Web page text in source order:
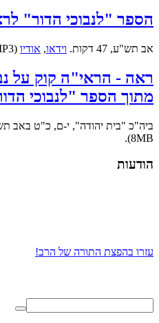
הספר "לנבוכי הדור"
אב תש"ע, 47 דקות. וידאו, אודיו (17MB, MP3).
ראה - הראי"ה קוק על
מתוך הספר "לנבוכי
ביה"כ "בית יהודה", י-ם, כ"ט באב תשע"ח,
8MB).
הודעות
עזרו בהפצת התורה של הרב!